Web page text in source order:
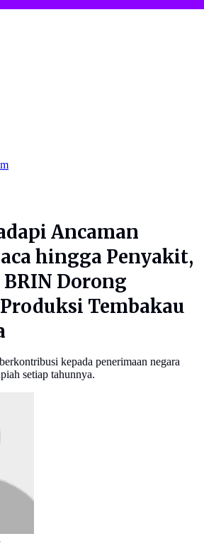
Ancaman
hingga Penyakit,
Dorong
Tembakau
kepada penerimaan negara
setiap tahunnya.